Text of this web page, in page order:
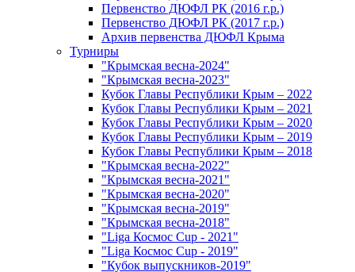
Первенство ДЮФЛ РК (2016 г.р.)
Первенство ДЮФЛ РК (2017 г.р.)
Архив первенства ДЮФЛ Крыма
Турниры
"Крымская весна-2024"
"Крымская весна-2023"
Кубок Главы Республики Крым – 2022
Кубок Главы Республики Крым – 2021
Кубок Главы Республики Крым – 2020
Кубок Главы Республики Крым – 2019
Кубок Главы Республики Крым – 2018
"Крымская весна-2022"
"Крымская весна-2021"
"Крымская весна-2020"
"Крымская весна-2019"
"Крымская весна-2018"
"Liga Космос Cup - 2021"
"Liga Космос Cup - 2019"
"Кубок выпускников-2019"